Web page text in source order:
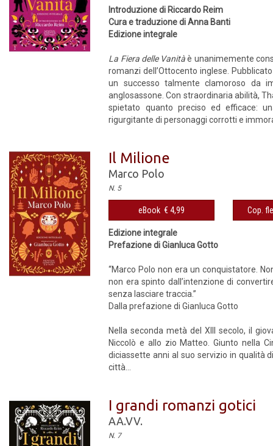
Introduzione di Riccardo Reim
Cura e traduzione di Anna Banti
Edizione integrale
La Fiera delle Vanitàè unanimemente
romanzi dell’Ottocento inglese.
un successo talmente clamoroso da
anglosassone. Con straordinaria abilità,
spietato quanto preciso ed efficace:
rigurgitante di personaggi corrotti e
Il Milione
Marco Polo
N. 5
eBook € 4,99 Cop.
Edizione integrale
Prefazione di Gianluca Gotto
“Marco Polo non era un conquistatore.
non era spinto dall’intenzione di
senza lasciare traccia.”
Dalla prefazione di Gianluca Gotto
Nella seconda metà del XIII secolo, il
Niccolò e allo zio Matteo. Giunto nella
diciassette anni al suo servizio in qualità
città...
I grandi romanzi gotici
AA.VV.
N. 7